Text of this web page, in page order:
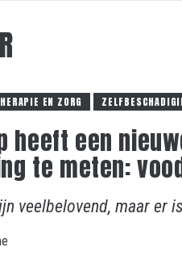
EN ZORG
heeft een
te meten:
veelbelovend, maar er